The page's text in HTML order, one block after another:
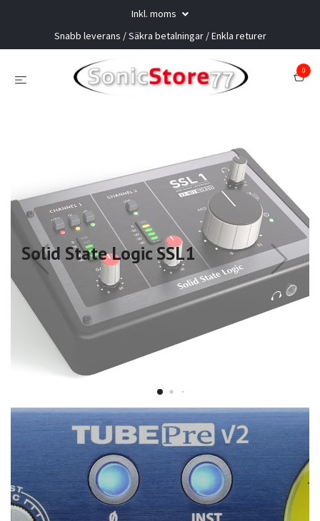
Inkl. moms
Snabb leverans / Säkra betalningar / Enkla returer
0
Solid State Logic SSL1